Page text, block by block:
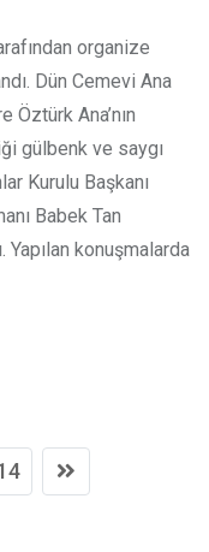
organize
Dün Cemevi Ana
Ana’nın
gülbenk ve saygı
Kurulu Başkanı
Babek Tan
konuşmalarda